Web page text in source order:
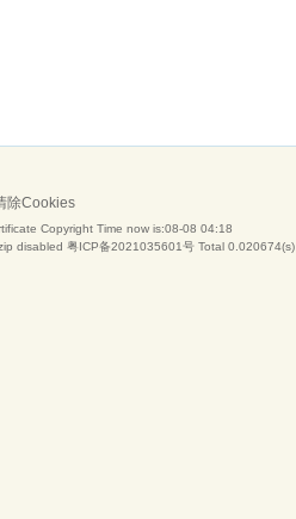
除Cookies
Copyright Time now is:08-08 04:18
disabled 粤ICP备2021035601号 Total 0.020674(s)